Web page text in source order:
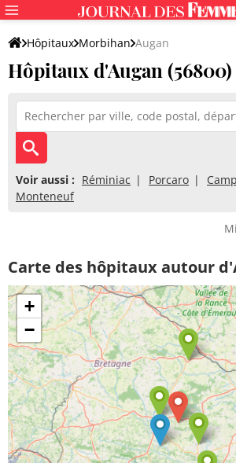
Hôpitaux Morbihan Augan
Hôpitaux d'Augan (56800)
Voir aussi : Réminiac Porcaro
Monteneuf
Carte des hôpitaux autour
+
−